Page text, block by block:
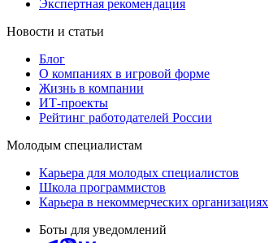
Экспертная рекомендация
Новости и статьи
Блог
О компаниях в игровой форме
Жизнь в компании
ИТ-проекты
Рейтинг работодателей России
Молодым специалистам
Карьера для молодых специалистов
Школа программистов
Карьера в некоммерческих организациях
Боты для уведомлений